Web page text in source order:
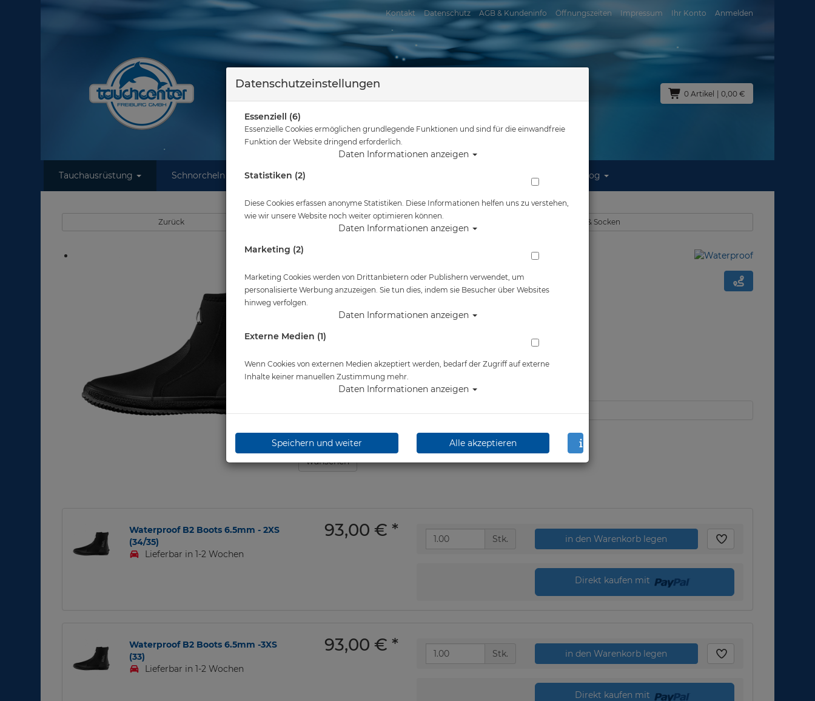
Kontakt Datenschutz AGB & Kundeninfo Öffnungszeiten Impressum Ihr Konto Anmelden
0 Artikel | 0,00 €
Tauchausrüstung Schnorcheln Wassersport Reisen Blog
Sie sind hier Tauchausrüstung Waterproof B2 Boots 6.5mm
Zurück Alle Artikel zeigen aus: Neopren - Füßlinge & Socken
Waterproof B2 Boots 6.5mm
Artikelnr.: wat-10802master
Herstellerpreis: 93,00 €
ab
Lieferbar in
wünschen
Waterproof B2 Boots 6.5mm - 2XS
(34/35)
Lieferbar in 1-2 Wochen
93,00 € * Stk. in den Warenkorb legen
Direkt kaufen mit
Waterproof B2 Boots 6.5mm -3XS
(33)
Lieferbar in 1-2 Wochen
93,00 € * Stk. in den Warenkorb legen
Direkt kaufen mit
Datenschutzeinstellungen
Essenziell (6)
Essenzielle Cookies ermöglichen grundlegende Funktionen und sind für die einwandfreie
Funktion der Website dringend erforderlich.
Daten Informationen anzeigen
Statistiken (2)
Diese Cookies erfassen anonyme Statistiken. Diese Informationen helfen uns zu verstehen,
wie wir unsere Website noch weiter optimieren können.
Daten Informationen anzeigen
Marketing (2)
Marketing Cookies werden von Drittanbietern oder Publishern verwendet, um
personalisierte Werbung anzuzeigen. Sie tun dies, indem sie Besucher über Websites
hinweg verfolgen.
Daten Informationen anzeigen
Externe Medien (1)
Wenn Cookies von externen Medien akzeptiert werden, bedarf der Zugriff auf externe
Inhalte keiner manuellen Zustimmung mehr.
Daten Informationen anzeigen
Speichern und weiter Alle akzeptieren